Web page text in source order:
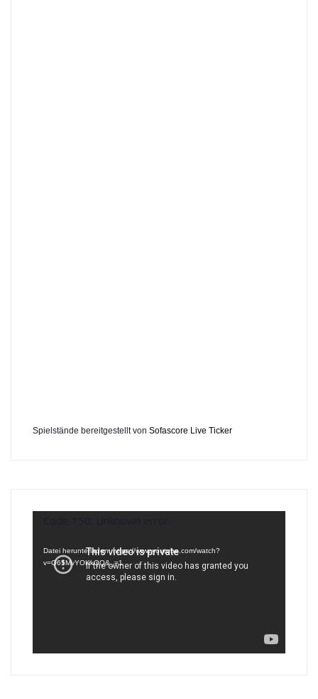
Spielstände bereitgestellt von Sofascore Live Ticker
Datei herunterladen: https://www.youtube.com/watch?
v=O65MvYOKkQQ&_=1